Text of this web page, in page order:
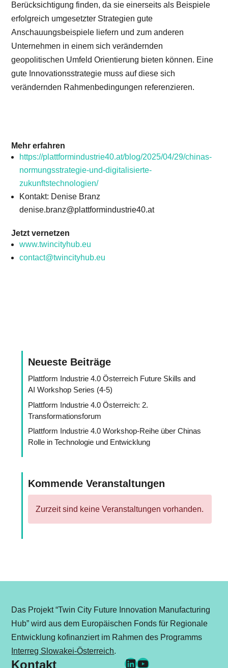
Berücksichtigung finden, da sie einerseits als Beispiele
erfolgreich umgesetzter Strategien gute
Anschauungsbeispiele liefern und zum anderen
Unternehmen in einem sich verändernden
geopolitischen Umfeld Orientierung bieten können. Eine
gute Innovationsstrategie muss auf diese sich
verändernden Rahmenbedingungen referenzieren.
Mehr erfahren
https://plattformindustrie40.at/blog/2025/04/29/chinas-
normungsstrategie-und-digitalisierte-
zukunftstechnologien/
Kontakt: Denise Branz
denise.branz@plattformindustrie40.at
Jetzt vernetzen
www.twincityhub.eu
contact@twincityhub.eu
Neueste Beiträge
Plattform Industrie 4.0 Österreich Future Skills and
AI Workshop Series (4-5)
Plattform Industrie 4.0 Österreich: 2.
Transformationsforum
Plattform Industrie 4.0 Workshop-Reihe über Chinas
Rolle in Technologie und Entwicklung
Kommende Veranstaltungen
Zurzeit sind keine Veranstaltungen vorhanden.
Das Projekt “Twin City Future Innovation Manufacturing
Hub” wird aus dem Europäischen Fonds für Regionale
Entwicklung kofinanziert im Rahmen des Programms
Interreg Slowakei-Österreich.
Kontakt LinkedIn
YouTube